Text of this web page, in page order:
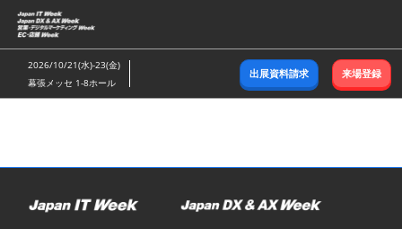
ス
キ
ッ
し
む
2026/10/21(水)-23(金)
幕張メッセ 1-8ホール
出展資料請求 来場登録